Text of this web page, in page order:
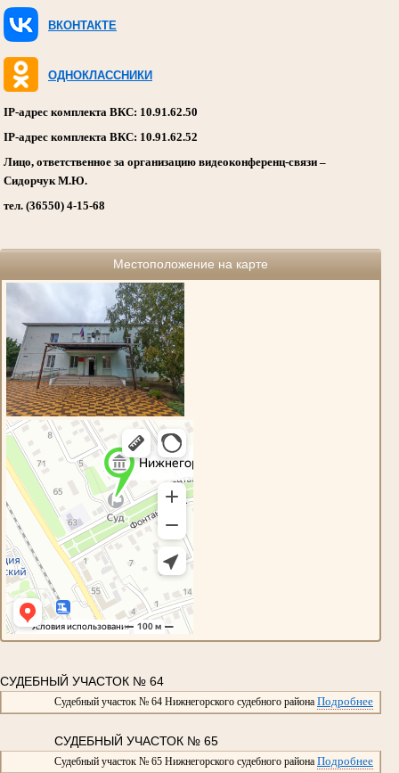
ВКОНТАКТЕ
ОДНОКЛАССНИКИ
IP-адрес комплекта ВКС: 10.91.62.50
IP-адрес комплекта ВКС: 10.91.62.52
Лицо, ответственное за организацию видеоконференц-связи –
Сидорчук М.Ю.
тел. (36550) 4-15-68
Местоположение на карте
СУДЕБНЫЙ УЧАСТОК № 64
Судебный участок № 64 Нижнегорского судебного района Подробнее
СУДЕБНЫЙ УЧАСТОК № 65
Судебный участок № 65 Нижнегорского судебного района Подробнее